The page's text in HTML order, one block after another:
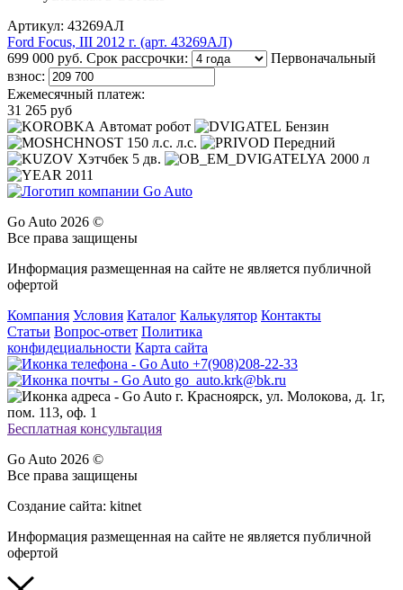
Артикул: 43269АЛ
Ford Focus, III 2012 г. (арт. 43269АЛ)
699 000 руб. Срок рассрочки:
Первоначальный
взнос:
Ежемесячный платеж:
31 265 руб
Автомат робот
Бензин
150 л.с. л.с.
Передний
Хэтчбек 5 дв.
2000 л
2011
Go Auto 2026 ©
Все права защищены
Информация размещенная на сайте не является публичной
офертой
Компания Условия Каталог Калькулятор Контакты
Статьи Вопрос-ответ Политика
конфидециальности Карта сайта
+7(908)208-22-33
go_auto.krk@bk.ru
г. Красноярск, ул. Молокова, д. 1г,
пом. 113, оф. 1
Бесплатная консультация
Go Auto 2026 ©
Все права защищены
Создание сайта: kitnet
Информация размещенная на сайте не является публичной
офертой